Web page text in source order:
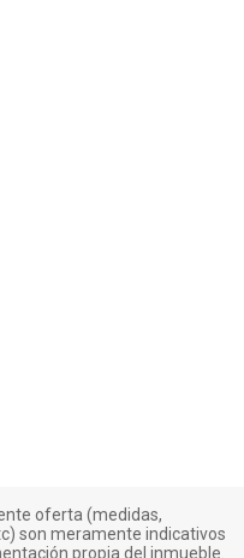
oferta (medidas,
son meramente indicativos
propia del inmueble.